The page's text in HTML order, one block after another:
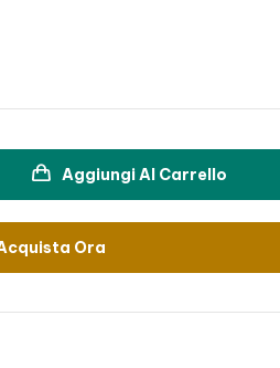
Aggiungi Al Carrello
Ora